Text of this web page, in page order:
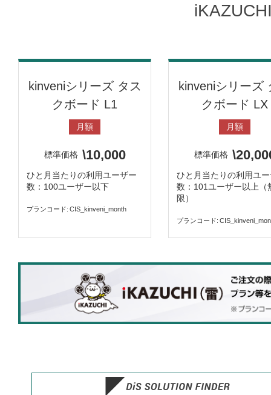
kinveniシリーズ タス
クボード L1
月額
標準価格 \10,000
ひと月当たりの利用ユーザー
数：100ユーザー以下
プランコード CIS_kinveni_month
kinveniシリーズ
クボード LX
月額
標準価格
ひと月当たりの利用ユ
数：101ユーザー以上（
限）
プランコード